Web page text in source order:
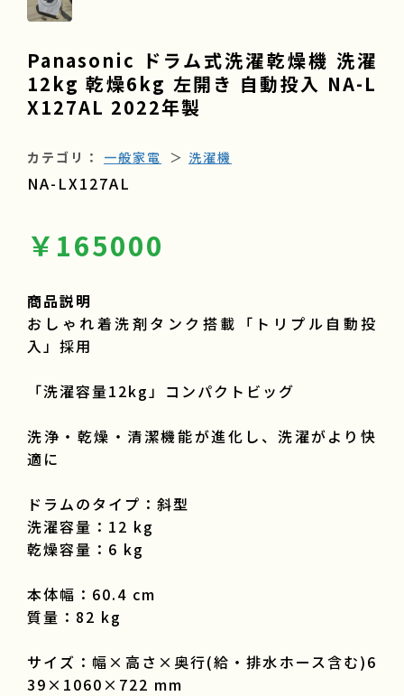
Panasonic ドラム式洗濯乾燥機 洗濯
12kg 乾燥6kg 左開き 自動投入 NA-L
X127AL 2022年製
カテゴリ： 一般家電 ＞ 洗濯機
NA-LX127AL
￥165000
商品説明
おしゃれ着洗剤タンク搭載「トリプル自動投
入」採用
「洗濯容量12kg」コンパクトビッグ
洗浄・乾燥・清潔機能が進化し、洗濯がより快
適に
ドラムのタイプ：斜型
洗濯容量：12 kg
乾燥容量：6 kg
本体幅：60.4 cm
質量：82 kg
サイズ：幅×高さ×奥行(給・排水ホース含む)6
39×1060×722 mm